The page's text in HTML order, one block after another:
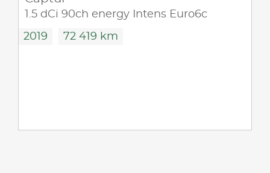
1.5 dCi 90ch energy Intens Euro6c
2019 72 419 km